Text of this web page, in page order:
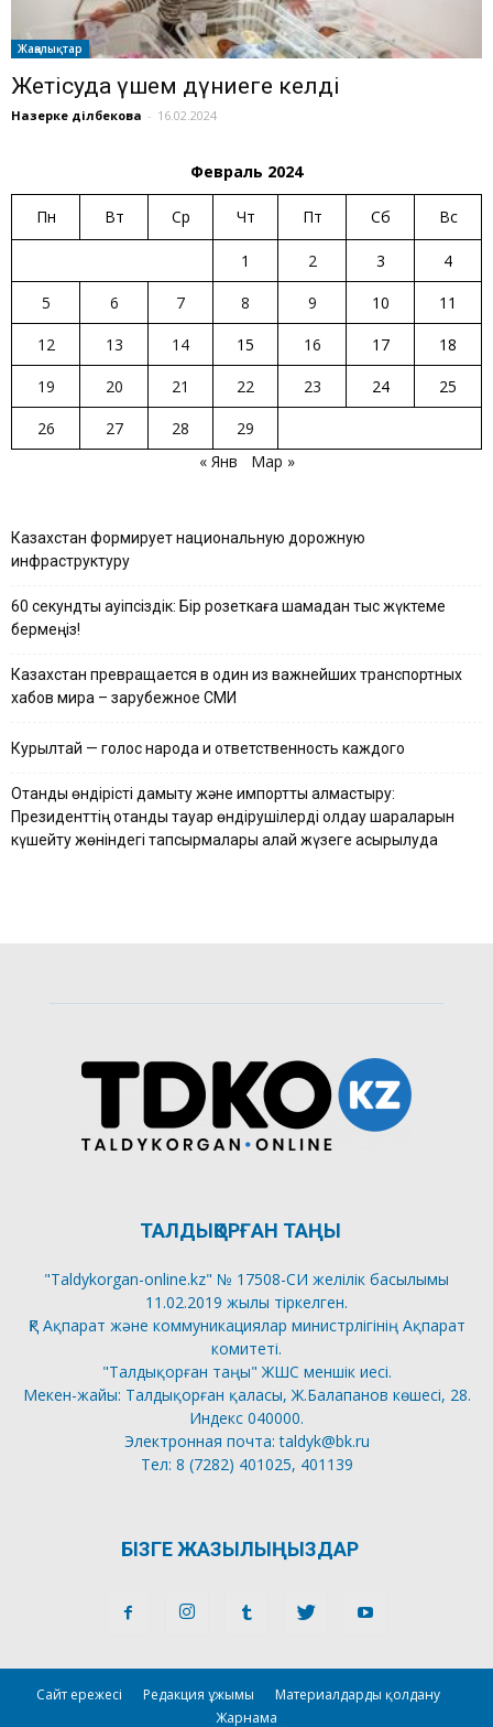
Жаңалықтар
Жетісуда үшем дүниеге келді
Назерке Әділбекова - 16.02.2024
Февраль 2024
Пн Вт Ср Чт Пт Сб Вс
1 2 3
4
5
6 7 8 9 10
11
12
13 14 15 16 17
18
19
20 21 22 23 24
25
26
27 28
29
« Янв
Мар »
Казахстан формирует национальную дорожную
инфраструктуру
60 секундтық қауіпсіздік: Бір розеткаға шамадан тыс жүктеме
бермеңіз!
Казахстан превращается в один из важнейших транспортных
хабов мира – зарубежное СМИ
Курылтай — голос народа и ответственность каждого
Отандық өндірісті дамыту және импортты алмастыру:
Президенттің отандық тауар өндірушілерді қолдау шараларын
күшейту жөніндегі тапсырмалары қалай жүзеге асырылуда
ТАЛДЫҚОРҒАН ТАҢЫ
"Taldykorgan-online.kz" № 17508-СИ желілік басылымы
11.02.2019 жылы тіркелген.
ҚР Ақпарат және коммуникациялар министрлігінің Ақпарат
комитеті.
"Талдықорған таңы" ЖШС меншік иесі.
Мекен-жайы: Талдықорған қаласы, Ж.Балапанов көшесі, 28.
Индекс 040000.
Электронная почта: taldyk@bk.ru
Тел: 8 (7282) 401025, 401139
БІЗГЕ ЖАЗЫЛЫҢЫЗДАР
Сайт ережесі Редакция ұжымы
Материалдарды қолдану
Жарнама